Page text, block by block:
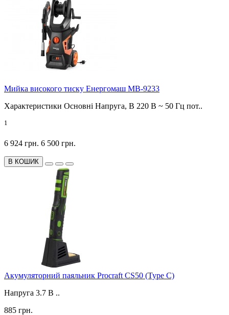
Мийка високого тиску Енергомаш МВ-9233
Характеристики Основні Напруга, В 220 В ~ 50 Гц пот..
1
6 924 грн. 6 500 грн.
В КОШИК
Акумуляторний паяльник Procraft CS50 (Type C)
Напруга 3.7 В ..
885 грн.